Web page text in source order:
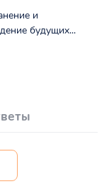
и
будущих...